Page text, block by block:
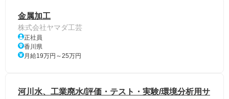
金属加工
株式会社ヤマダ工芸
正社員
香川県
月給19万円～25万円
河川水、工業廃水/評価・テスト・実験/環境分析用サ